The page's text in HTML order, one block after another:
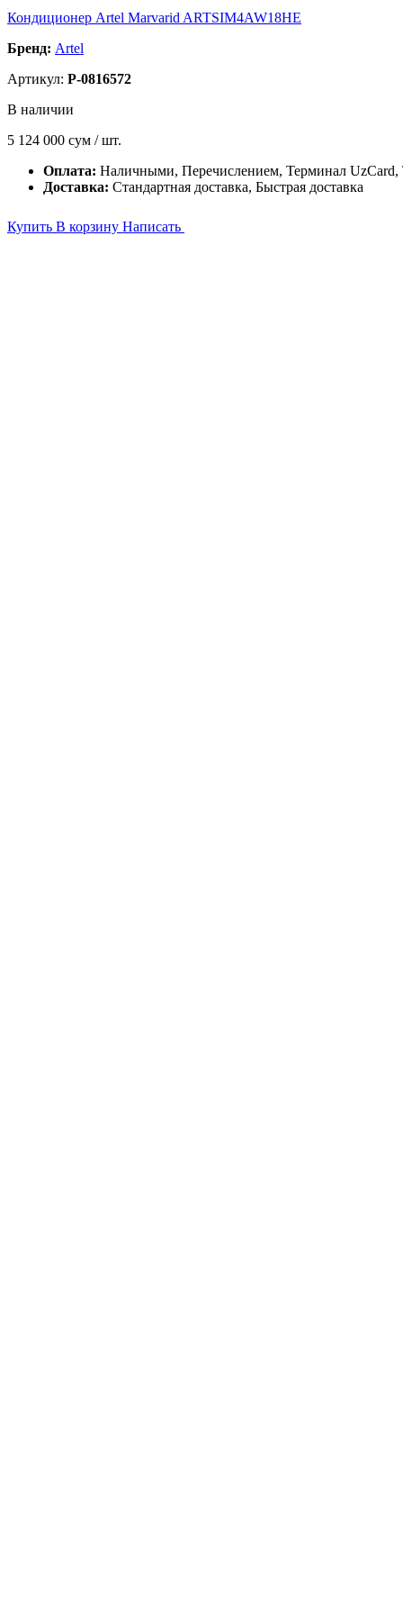
Кондиционер Artel Marvarid ARTSIM4AW18HE
Бренд: Artel
Артикул: P-0816572
В наличии
5 124 000 сум / шт.
Оплата: Наличными, Перечислением, Терминал
Доставка: Стандартная доставка, Быстрая доставка
Купить В корзину Написать